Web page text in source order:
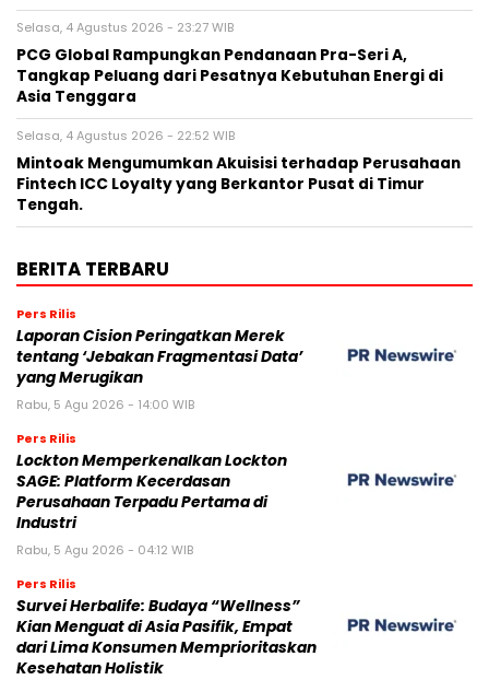
Selasa, 4 Agustus 2026 - 23:27 WIB
PCG Global Rampungkan Pendanaan Pra-Seri A,
Tangkap Peluang dari Pesatnya Kebutuhan Energi di
Asia Tenggara
Selasa, 4 Agustus 2026 - 22:52 WIB
Mintoak Mengumumkan Akuisisi terhadap Perusahaan
Fintech ICC Loyalty yang Berkantor Pusat di Timur
Tengah.
BERITA TERBARU
Pers Rilis
Laporan Cision Peringatkan Merek
tentang ‘Jebakan Fragmentasi Data’
yang Merugikan
Rabu, 5 Agu 2026 - 14:00 WIB
Pers Rilis
Lockton Memperkenalkan Lockton
SAGE: Platform Kecerdasan
Perusahaan Terpadu Pertama di
Industri
Rabu, 5 Agu 2026 - 04:12 WIB
Pers Rilis
Survei Herbalife: Budaya “Wellness”
Kian Menguat di Asia Pasifik, Empat
dari Lima Konsumen Memprioritaskan
Kesehatan Holistik